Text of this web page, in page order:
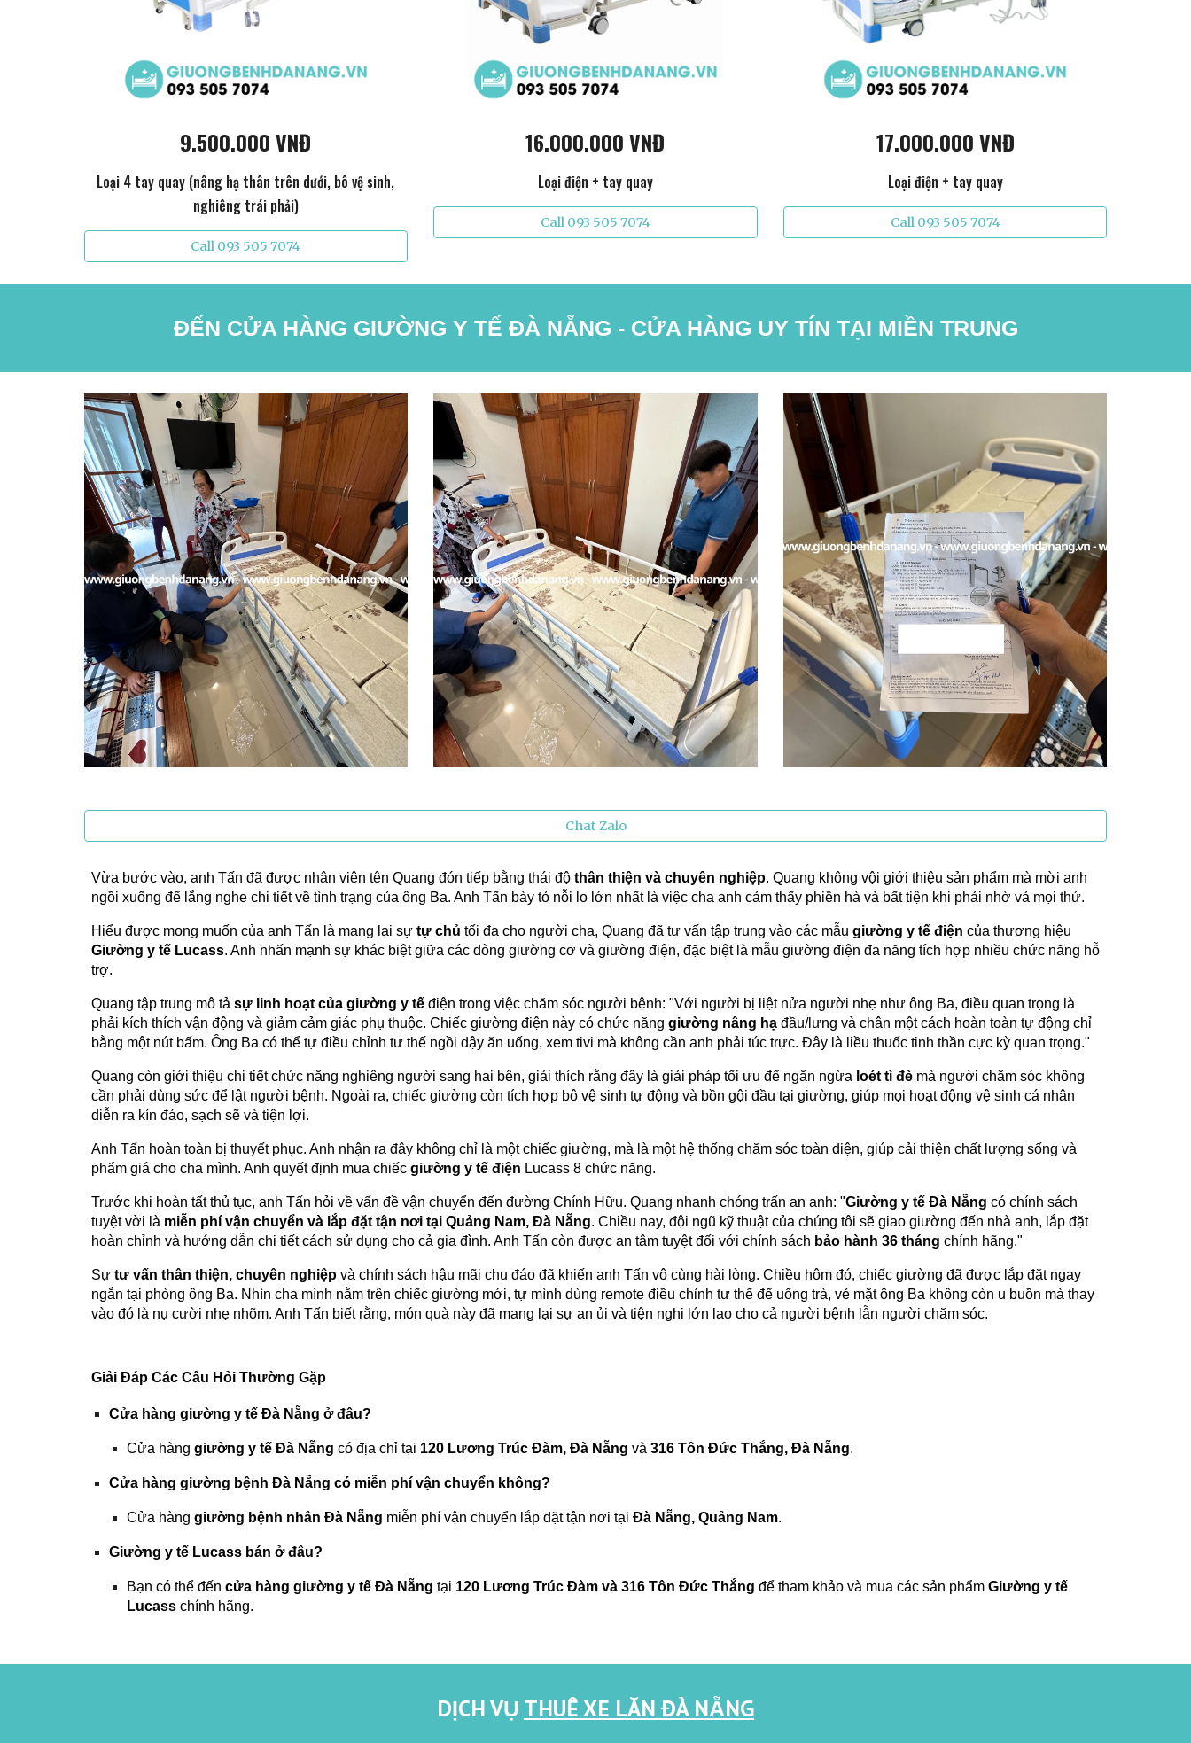
9.500.000 VNĐ
Loại 4 tay quay (nâng hạ thân trên dưới, bô vệ sinh,
nghiêng trái phải)
Call 093 505 7074
16.000.000 VNĐ
Loại điện + tay quay
Call 093 505 7074
17.000.000 VNĐ
Loại điện + tay quay
Call 093 505 7074
ĐẾN CỬA HÀNG GIƯỜNG Y TẾ ĐÀ NẴNG - CỬA HÀNG UY TÍN TẠI MIỀN TRUNG
Chat Zalo
Vừa bước vào, anh Tấn đã được nhân viên tên Quang đón tiếp bằng thái độ thân thiện và chuyên nghiệp. Quang không vội giới thiệu sản phẩm mà mời anh
ngồi xuống để lắng nghe chi tiết về tình trạng của ông Ba. Anh Tấn bày tỏ nỗi lo lớn nhất là việc cha anh cảm thấy phiền hà và bất tiện khi phải nhờ vả mọi thứ.
Hiểu được mong muốn của anh Tấn là mang lại sự tự chủ tối đa cho người cha, Quang đã tư vấn tập trung vào các mẫu giường y tế điện của thương hiệu
Giường y tế Lucass. Anh nhấn mạnh sự khác biệt giữa các dòng giường cơ và giường điện, đặc biệt là mẫu giường điện đa năng tích hợp nhiều chức năng hỗ
trợ.
Quang tập trung mô tả sự linh hoạt của giường y tếđiện trong việc chăm sóc người bệnh: "Với người bị liệt nửa người nhẹ như ông Ba, điều quan trọng là
phải kích thích vận động và giảm cảm giác phụ thuộc. Chiếc giường điện này có chức năng giường nâng hạđầu/lưng và chân một cách hoàn toàn tự động chỉ
bằng một nút bấm. Ông Ba có thể tự điều chỉnh tư thế ngồi dậy ăn uống, xem tivi mà không cần anh phải túc trực. Đây là liều thuốc tinh thần cực kỳ quan trọng."
Quang còn giới thiệu chi tiết chức năng nghiêng người sang hai bên, giải thích rằng đây là giải pháp tối ưu để ngăn ngừa loét tì đèmà người chăm sóc không
cần phải dùng sức để lật người bệnh. Ngoài ra, chiếc giường còn tích hợp bô vệ sinh tự động và bồn gội đầu tại giường, giúp mọi hoạt động vệ sinh cá nhân
diễn ra kín đáo, sạch sẽ và tiện lợi.
Anh Tấn hoàn toàn bị thuyết phục. Anh nhận ra đây không chỉ là một chiếc giường, mà là một hệ thống chăm sóc toàn diện, giúp cải thiện chất lượng sống và
phẩm giá cho cha mình. Anh quyết định mua chiếc giường y tế điện Lucass 8 chức năng.
Trước khi hoàn tất thủ tục, anh Tấn hỏi về vấn đề vận chuyển đến đường Chính Hữu. Quang nhanh chóng trấn an anh: "Giường y tế Đà Nẵng có chính sách
tuyệt vời là miễn phí vận chuyển và lắp đặt tận nơi tại Quảng Nam, Đà Nẵng. Chiều nay, đội ngũ kỹ thuật của chúng tôi sẽ giao giường đến nhà anh, lắp đặt
hoàn chỉnh và hướng dẫn chi tiết cách sử dụng cho cả gia đình. Anh Tấn còn được an tâm tuyệt đối với chính sách bảo hành 36 tháng chính hãng."
Sự tư vấn thân thiện, chuyên nghiệpvà chính sách hậu mãi chu đáo đã khiến anh Tấn vô cùng hài lòng. Chiều hôm đó, chiếc giường đã được lắp đặt ngay
ngắn tại phòng ông Ba. Nhìn cha mình nằm trên chiếc giường mới, tự mình dùng remote điều chỉnh tư thế để uống trà, vẻ mặt ông Ba không còn u buồn mà thay
vào đó là nụ cười nhẹ nhõm. Anh Tấn biết rằng, món quà này đã mang lại sự an ủi và tiện nghi lớn lao cho cả người bệnh lẫn người chăm sóc.
Giải Đáp Các Câu Hỏi Thường Gặp
Cửa hàng giường y tế Đà Nẵng ở đâu?
Cửa hàng giường y tế Đà Nẵng có địa chỉ tại 120 Lương Trúc Đàm, Đà Nẵng và 316 Tôn Đức Thắng, Đà Nẵng.
Cửa hàng giường bệnh Đà Nẵng có miễn phí vận chuyển không?
Cửa hàng giường bệnh nhân Đà Nẵng miễn phí vận chuyển lắp đặt tận nơi tại Đà Nẵng, Quảng Nam.
Giường y tế Lucass bán ở đâu?
Bạn có thể đến cửa hàng giường y tế Đà Nẵng tại 120 Lương Trúc Đàm và 316 Tôn Đức Thắng để tham khảo và mua các sản phẩm Giường y tế
Lucasschính hãng.
DỊCH VỤ THUÊ XE LĂN ĐÀ NẴNG